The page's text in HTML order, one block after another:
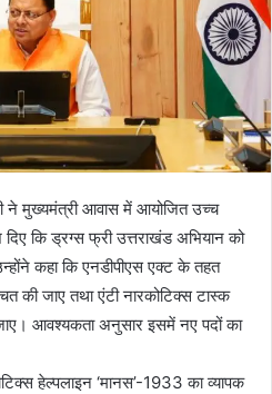
ने मुख्यमंत्री आवास में आयोजित उच्च
दिए कि ड्रग्स फ्री उत्तराखंड अभियान को
कहा कि एनडीपीएस एक्ट के तहत
की जाए तथा एंटी नारकोटिक्स टास्क
आवश्यकता अनुसार इसमें नए पदों का
हेल्पलाइन ‘मानस’-1933 का व्यापक